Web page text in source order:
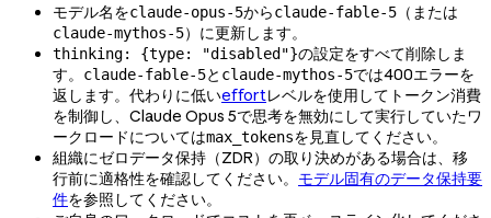
モデル名をclaude-opus-5からclaude-fable-5 （または
claude-mythos-5）に更新します。
thinking: {type: "disabled"}の設定をすべて削除しま
す。
claude-fable-5と claude-mythos-5では400エラーを
返します。代わりに低いeffortレベルを使用してトークン消費
を制御し、Claude Opus 5で思考を無効にして実行していたワ
ークロードについてはmax_tokensを見直してください。
組織にゼロデータ保持（ZDR）の取り決めがある場合は、移
行前に適格性を確認してください。 モデル固有のデータ保持要
件を参照してください。